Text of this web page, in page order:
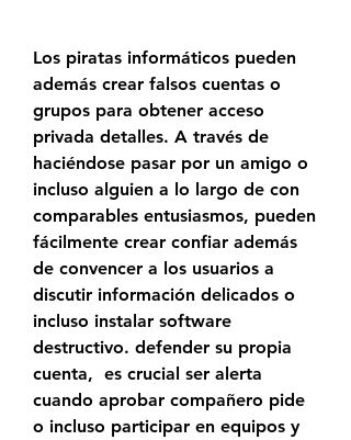
Los piratas informáticos pueden
además crear falsos cuentas o
grupos para obtener acceso
privada detalles. A través de
haciéndose pasar por un amigo o
incluso alguien a lo largo de con
comparables entusiasmos, pueden
fácilmente crear confiar además
de convencer a los usuarios a
discutir información delicados o
incluso instalar software
destructivo. defender su propia
cuenta,  es crucial ser alerta
cuando aprobar compañero pide
o incluso participar en equipos y